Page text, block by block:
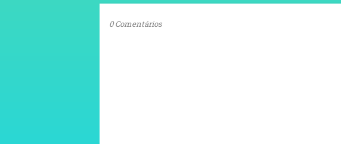
0 Comentários